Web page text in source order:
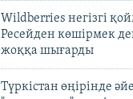
Wildberries негізгі
Ресейден көшірмек
жоққа шығарды
Түркістан өңірінде